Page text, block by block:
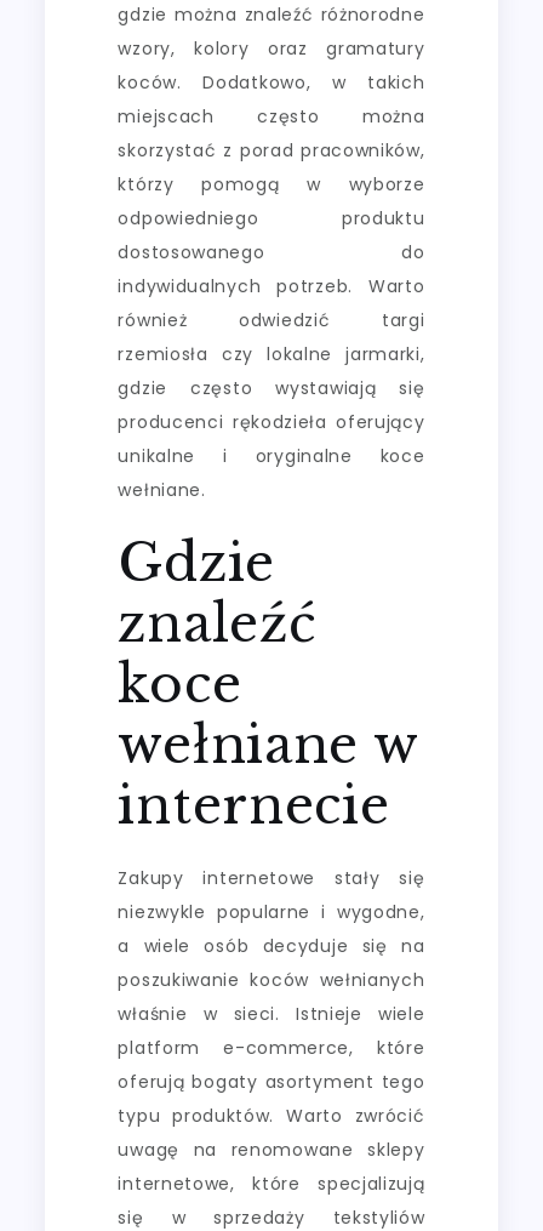
gdzie można znaleźć różnorodne
wzory, kolory oraz gramatury
koców. Dodatkowo, w takich
miejscach często można
skorzystać z porad pracowników,
którzy pomogą w wyborze
odpowiedniego produktu
dostosowanego do
indywidualnych potrzeb. Warto
również odwiedzić targi
rzemiosła czy lokalne jarmarki,
gdzie często wystawiają się
producenci rękodzieła oferujący
unikalne i oryginalne koce
wełniane.
Gdzie
znaleźć
koce
wełniane w
internecie
Zakupy internetowe stały się
niezwykle popularne i wygodne,
a wiele osób decyduje się na
poszukiwanie koców wełnianych
właśnie w sieci. Istnieje wiele
platform e-commerce, które
oferują bogaty asortyment tego
typu produktów. Warto zwrócić
uwagę na renomowane sklepy
internetowe, które specjalizują
się w sprzedaży tekstyliów